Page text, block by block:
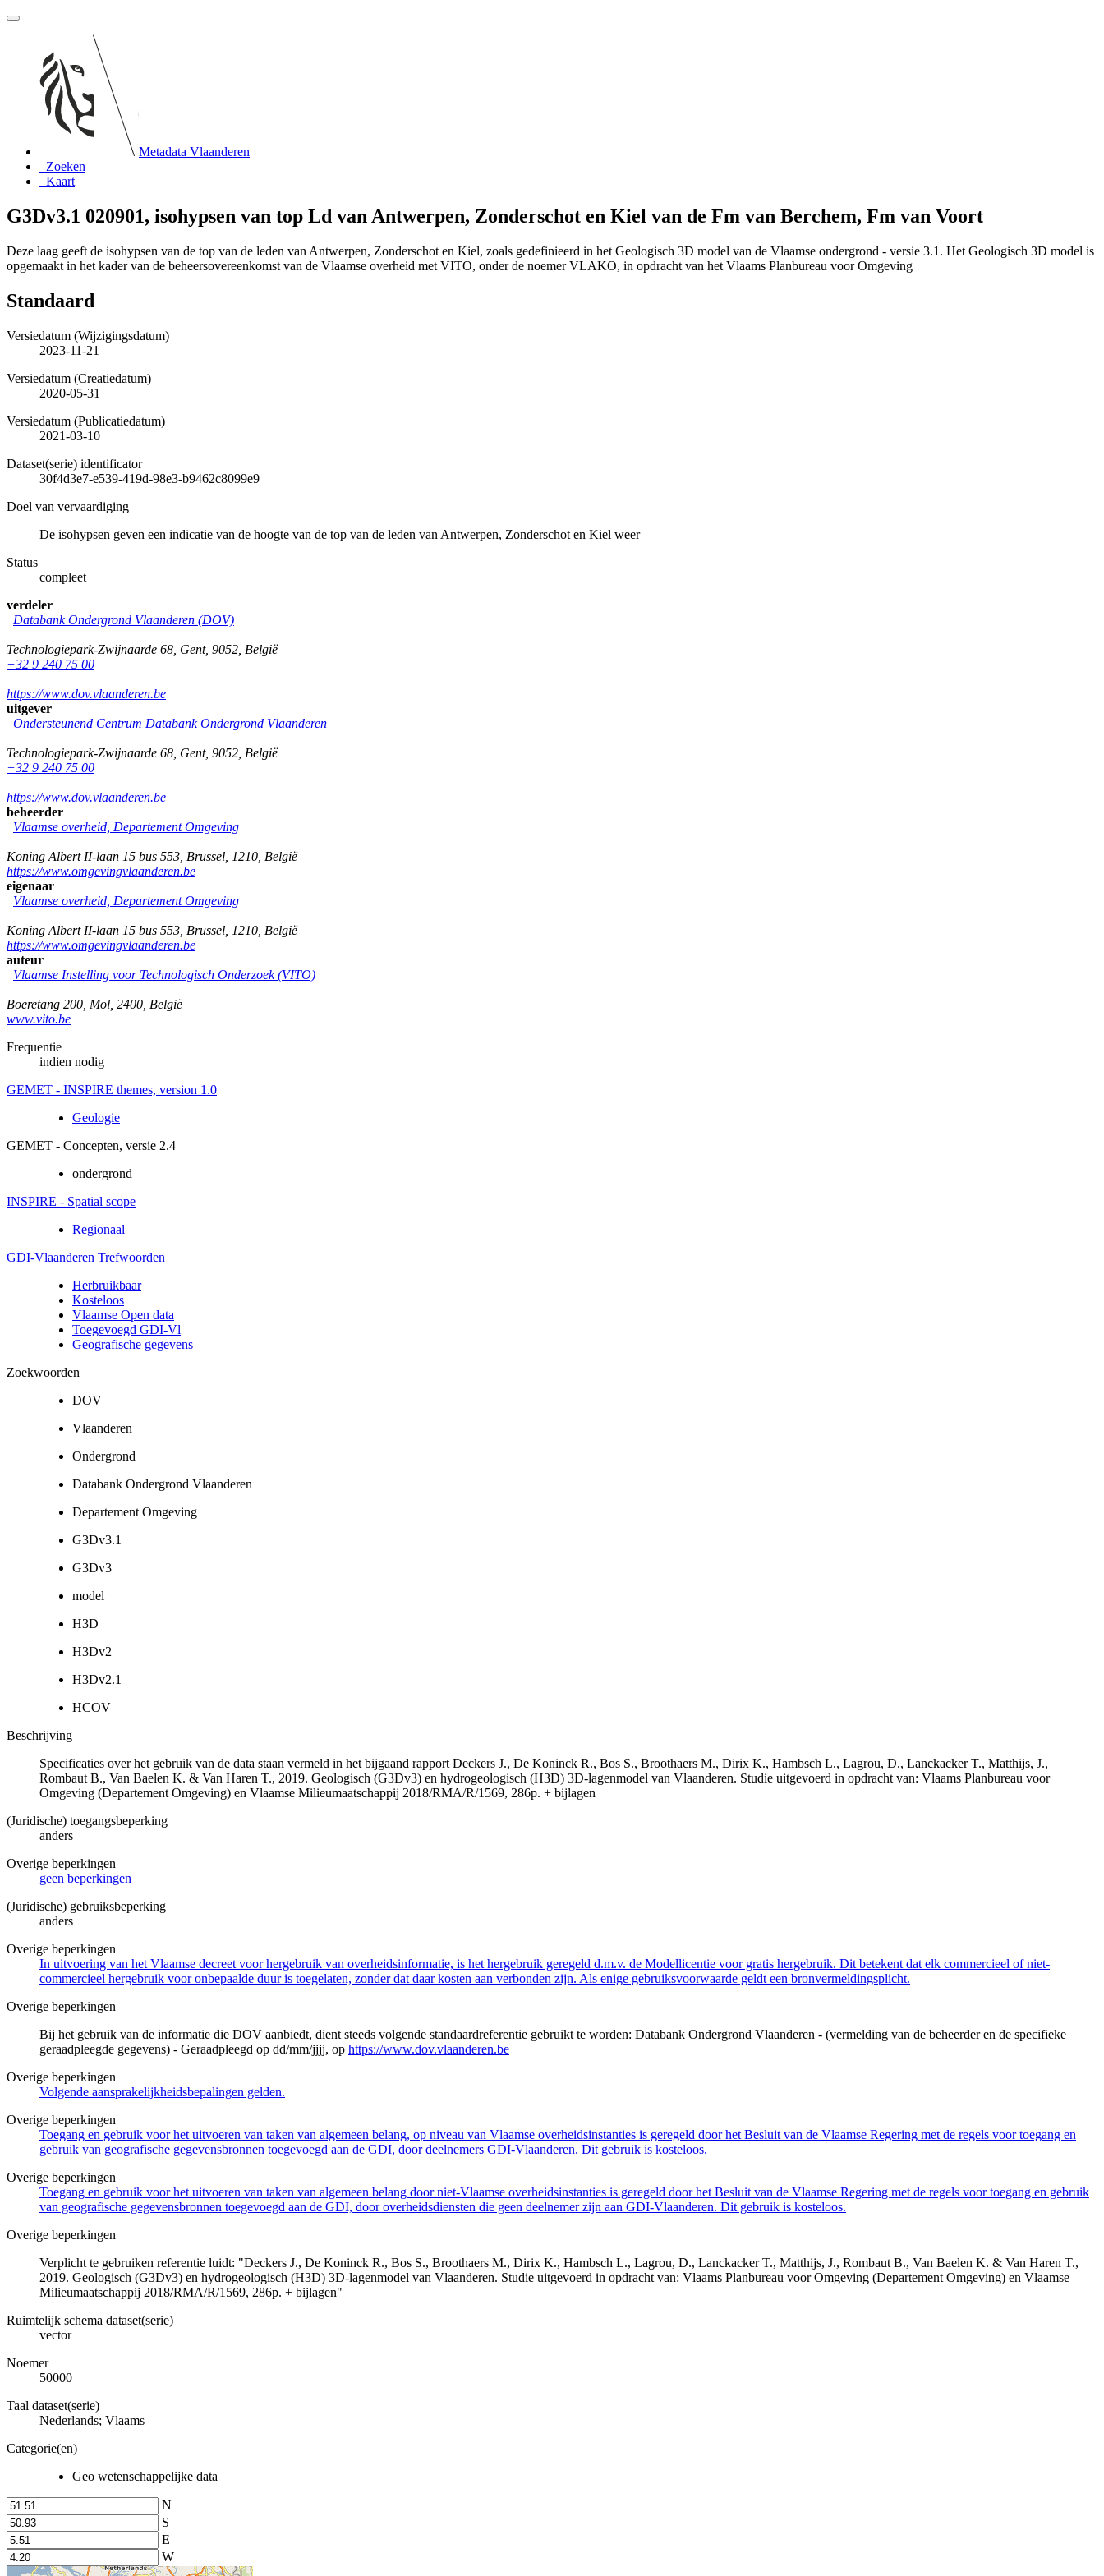
Metadata Vlaanderen
Zoeken
Kaart
G3Dv3.1 020901, isohypsen van top Ld van Antwerpen, Zonderschot en Kiel van de Fm van Berchem, Fm van Voort
Deze laag geeft de isohypsen van de top van de leden van Antwerpen, Zonderschot en Kiel, zoals gedefinieerd in het Geologisch 3D model van de Vlaamse ondergrond - versie 3.1. Het Geologisch 3D model is
opgemaakt in het kader van de beheersovereenkomst van de Vlaamse overheid met VITO, onder de noemer VLAKO, in opdracht van het Vlaams Planbureau voor Omgeving
Standaard
Versiedatum (Wijzigingsdatum)
2023-11-21
Versiedatum (Creatiedatum)
2020-05-31
Versiedatum (Publicatiedatum)
2021-03-10
Dataset(serie) identificator
30f4d3e7-e539-419d-98e3-b9462c8099e9
Doel van vervaardiging
De isohypsen geven een indicatie van de hoogte van de top van de leden van Antwerpen, Zonderschot en Kiel weer
Status
compleet
verdeler
Databank Ondergrond Vlaanderen (DOV)
Technologiepark-Zwijnaarde 68 Gent, 9052 België
+32 9 240 75 00
https://www.dov.vlaanderen.be
uitgever
Ondersteunend Centrum Databank Ondergrond Vlaanderen
Technologiepark-Zwijnaarde 68 Gent, 9052 België
+32 9 240 75 00
https://www.dov.vlaanderen.be
beheerder
Vlaamse overheid, Departement Omgeving
Koning Albert II-laan 15 bus 553 Brussel 1210 België
https://www.omgevingvlaanderen.be
eigenaar
Vlaamse overheid, Departement Omgeving
Koning Albert II-laan 15 bus 553 Brussel 1210 België
https://www.omgevingvlaanderen.be
auteur
Vlaamse Instelling voor Technologisch Onderzoek (VITO)
Boeretang 200 Mol 2400 België
www.vito.be
Frequentie
indien nodig
GEMET - INSPIRE themes, version 1.0
Geologie
GEMET - Concepten, versie 2.4
ondergrond
INSPIRE - Spatial scope
Regionaal
GDI-Vlaanderen Trefwoorden
Herbruikbaar
Kosteloos
Vlaamse Open data
Toegevoegd GDI-Vl
Geografische gegevens
Zoekwoorden
DOV
Vlaanderen
Ondergrond
Databank Ondergrond Vlaanderen
Departement Omgeving
G3Dv3.1
G3Dv3
model
H3D
H3Dv2
H3Dv2.1
HCOV
Beschrijving
Specificaties over het gebruik van de data staan vermeld in het bijgaand rapport Deckers J., De Koninck R., Bos S., Broothaers M., Dirix K., Hambsch L., Lagrou, D., Lanckacker T., Matthijs, J.,
Rombaut B., Van Baelen K. & Van Haren T., 2019. Geologisch (G3Dv3) en hydrogeologisch (H3D) 3D-lagenmodel van Vlaanderen. Studie uitgevoerd in opdracht van: Vlaams Planbureau voor
Omgeving (Departement Omgeving) en Vlaamse Milieumaatschappij 2018/RMA/R/1569, 286p. + bijlagen
(Juridische) toegangsbeperking
anders
Overige beperkingen
geen beperkingen
(Juridische) gebruiksbeperking
anders
Overige beperkingen
In uitvoering van het Vlaamse decreet voor hergebruik van overheidsinformatie, is het hergebruik geregeld d.m.v. de Modellicentie voor gratis hergebruik. Dit betekent dat elk commercieel of niet-
commercieel hergebruik voor onbepaalde duur is toegelaten, zonder dat daar kosten aan verbonden zijn. Als enige gebruiksvoorwaarde geldt een bronvermeldingsplicht.
Overige beperkingen
Bij het gebruik van de informatie die DOV aanbiedt, dient steeds volgende standaardreferentie gebruikt te worden: Databank Ondergrond Vlaanderen - (vermelding van de beheerder en de specifieke
geraadpleegde gegevens) - Geraadpleegd op dd/mm/jjjj, op https://www.dov.vlaanderen.be
Overige beperkingen
Volgende aansprakelijkheidsbepalingen gelden.
Overige beperkingen
Toegang en gebruik voor het uitvoeren van taken van algemeen belang, op niveau van Vlaamse overheidsinstanties is geregeld door het Besluit van de Vlaamse Regering met de regels voor toegang en
gebruik van geografische gegevensbronnen toegevoegd aan de GDI, door deelnemers GDI-Vlaanderen. Dit gebruik is kosteloos.
Overige beperkingen
Toegang en gebruik voor het uitvoeren van taken van algemeen belang door niet-Vlaamse overheidsinstanties is geregeld door het Besluit van de Vlaamse Regering met de regels voor toegang en gebruik
van geografische gegevensbronnen toegevoegd aan de GDI, door overheidsdiensten die geen deelnemer zijn aan GDI-Vlaanderen. Dit gebruik is kosteloos.
Overige beperkingen
Verplicht te gebruiken referentie luidt: "Deckers J., De Koninck R., Bos S., Broothaers M., Dirix K., Hambsch L., Lagrou, D., Lanckacker T., Matthijs, J., Rombaut B., Van Baelen K. & Van Haren T.,
2019. Geologisch (G3Dv3) en hydrogeologisch (H3D) 3D-lagenmodel van Vlaanderen. Studie uitgevoerd in opdracht van: Vlaams Planbureau voor Omgeving (Departement Omgeving) en Vlaamse
Milieumaatschappij 2018/RMA/R/1569, 286p. + bijlagen"
Ruimtelijk schema dataset(serie)
vector
Noemer
50000
Taal dataset(serie)
Nederlands; Vlaams
Categorie(en)
Geo wetenschappelijke data
N
S
E
W